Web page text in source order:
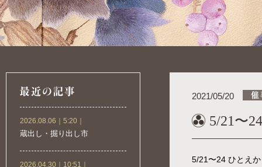
2026.08.06｜5:20｜
蔵出し・掘り出し市
2026.04.30｜10:51｜
2021/05/20
5/21〜24
5/21〜24 ひとえ